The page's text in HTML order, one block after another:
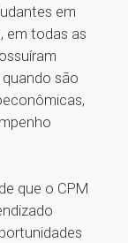
em
em todas as
são
que o CPM